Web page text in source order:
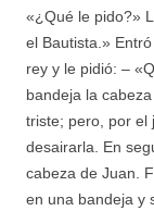
«¿Qué le pido?»
el Bautista.»
rey y le pidió: –
bandeja la
triste; pero, por el
desairarla. En
cabeza de Juan.
en una bandeja y